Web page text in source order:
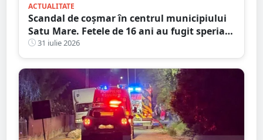
ACTUALITATE
Scandal de coșmar în centrul municipiului
Satu Mare. Fetele de 16 ani au fugit speriate
și au aruncat cu scaune din cauza câinilor
și amenințărilor
31 iulie 2026